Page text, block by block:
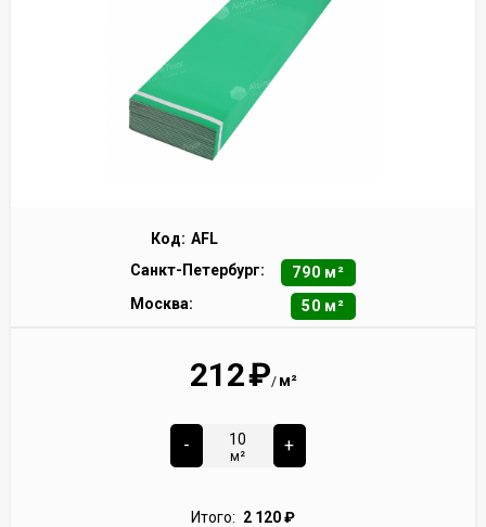
Код: AFL
Санкт-Петербург:
790 м²
Москва:
50 м²
212₽/ м²
-
м²
+
Итого: 2 120₽